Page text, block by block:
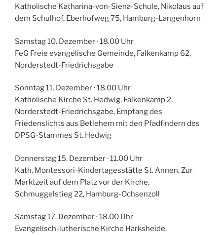
Katholische Katharina-von-Siena-Schule, Nikolaus auf
dem Schulhof, Eberhofweg 75, Hamburg-Langenhorn
Samstag 10. Dezember · 18.00 Uhr
FeG Freie evangelische Gemeinde, Falkenkamp 62,
Norderstedt-Friedrichsgabe
Sonntag 11. Dezember · 18.00 Uhr
Katholische Kirche St. Hedwig, Falkenkamp 2,
Norderstedt-Friedrichsgabe, Empfang des
Friedenslichts aus Betlehem mit den Pfadfindern des
DPSG-Stammes St. Hedwig
Donnerstag 15. Dezember · 11.00 Uhr
Kath. Montessori-Kindertagesstätte St. Annen, Zur
Marktzeit auf dem Platz vor der Kirche,
Schmuggelstieg 22, Hamburg-Ochsenzoll
Samstag 17. Dezember · 18.00 Uhr
Evangelisch-lutherische Kirche Harksheide,